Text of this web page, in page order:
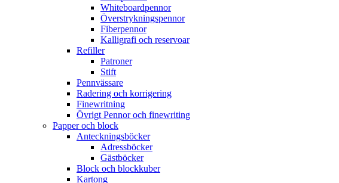
Whiteboardpennor
Överstrykningspennor
Fiberpennor
Kalligrafi och reservoar
Refiller
Patroner
Stift
Pennvässare
Radering och korrigering
Finewritning
Övrigt Pennor och finewriting
Papper och block
Anteckningsböcker
Adressböcker
Gästböcker
Block och blockkuber
Kartong